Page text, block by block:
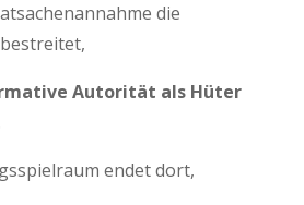
die
Autorität als Hüter
endet dort,